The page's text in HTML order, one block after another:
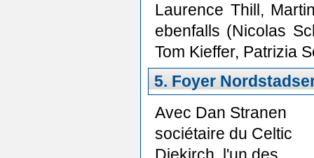
Laurence Thill,
ebenfalls (Nicolas
Tom Kieffer, Patrizia
5. Foyer
Avec Dan Stranen
sociétaire du Celtic